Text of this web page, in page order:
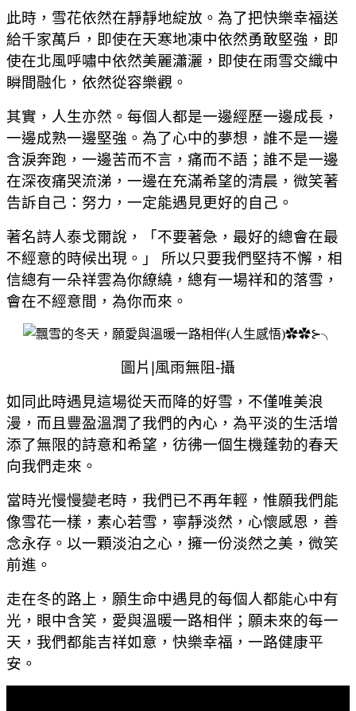
此時，雪花依然在靜靜地綻放。為了把快樂幸福送
給千家萬戶，即使在天寒地凍中依然勇敢堅強，即
使在北風呼嘯中依然美麗瀟灑，即使在雨雪交織中
瞬間融化，依然從容樂觀。
其實，人生亦然。每個人都是一邊經歷一邊成長，
一邊成熟一邊堅強。為了心中的夢想，誰不是一邊
含淚奔跑，一邊苦而不言，痛而不語；誰不是一邊
在深夜痛哭流涕，一邊在充滿希望的清晨，微笑著
告訴自己：努力，一定能遇見更好的自己。
著名詩人泰戈爾說，「不要著急，最好的總會在最
不經意的時候出現。」 所以只要我們堅持不懈，相
信總有一朵祥雲為你繚繞，總有一場祥和的落雪，
會在不經意間，為你而來。
圖片 風雨無阻-攝
如同此時遇見這場從天而降的好雪，不僅唯美浪
漫，而且豐盈溫潤了我們的內心，為平淡的生活增
添了無限的詩意和希望，彷彿一個生機蓬勃的春天
向我們走來。
當時光慢慢變老時，我們已不再年輕，惟願我們能
像雪花一樣，素心若雪，寧靜淡然，心懷感恩，善
念永存。以一顆淡泊之心，擁一份淡然之美，微笑
前進。
走在冬的路上，願生命中遇見的每個人都能心中有
光，眼中含笑，愛與溫暖一路相伴；願未來的每一
天，我們都能吉祥如意，快樂幸福，一路健康平
安。